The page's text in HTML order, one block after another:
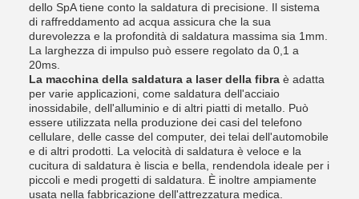
dello SpA tiene conto la saldatura di precisione. Il sistema
di raffreddamento ad acqua assicura che la sua
durevolezza e la profondità di saldatura massima sia 1mm.
La larghezza di impulso può essere regolato da 0,1 a
20ms.
La macchina della saldatura a laser della fibra è adatta
per varie applicazioni, come saldatura dell'acciaio
inossidabile, dell'alluminio e di altri piatti di metallo. Può
essere utilizzata nella produzione dei casi del telefono
cellulare, delle casse del computer, dei telai dell'automobile
e di altri prodotti. La velocità di saldatura è veloce e la
cucitura di saldatura è liscia e bella, rendendola ideale per i
piccoli e medi progetti di saldatura. È inoltre ampiamente
usata nella fabbricazione dell'attrezzatura medica.